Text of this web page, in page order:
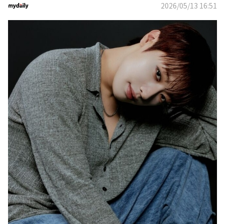
2026/05/13 16:51